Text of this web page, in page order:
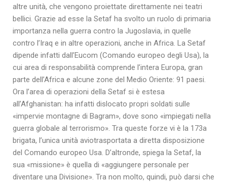
altre unità, che vengono proiettate direttamente nei teatri
bellici. Grazie ad esse la Setaf ha svolto un ruolo di primaria
importanza nella guerra contro la Jugoslavia, in quelle
contro l’Iraq e in altre operazioni, anche in Africa. La Setaf
dipende infatti dall’Eucom (Comando europeo degli Usa), la
cui area di responsabilità comprende l’intera Europa, gran
parte dell’Africa e alcune zone del Medio Oriente: 91 paesi.
Ora l’area di operazioni della Setaf si è estesa
all’Afghanistan: ha infatti dislocato propri soldati sulle
«impervie montagne di Bagram», dove sono «impiegati nella
guerra globale al terrorismo». Tra queste forze vi è la 173a
brigata, l’unica unità aviotrasportata a diretta disposizione
del Comando europeo Usa. D’altronde, spiega la Setaf, la
sua «missione» è quella di «aggiungere personale per
diventare una Divisione». Tra non molto, quindi, può darsi che